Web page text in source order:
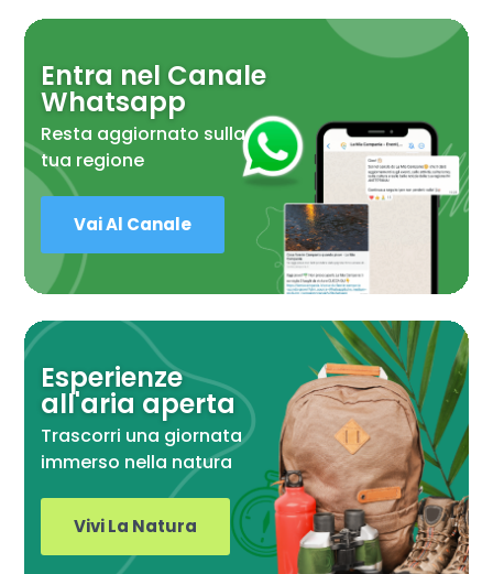
Entra nel Canale
Whatsapp
Resta aggiornato sulla
tua regione
Vai Al Canale
Esperienze
all'aria aperta
Trascorri una giornata
immerso nella natura
Vivi La Natura